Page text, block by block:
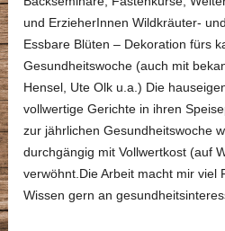
und ErzieherInnen Wildkräuter-
Essbare Blüten – Dekoration fürs
Gesundheitswoche (auch mit
Hensel, Ute Olk u.a.) Die
vollwertige Gerichte in ihren
zur jährlichen Gesundheitswoche
durchgängig mit Vollwertkost (auf
verwöhnt.Die Arbeit macht mir viel
Wissen gern an